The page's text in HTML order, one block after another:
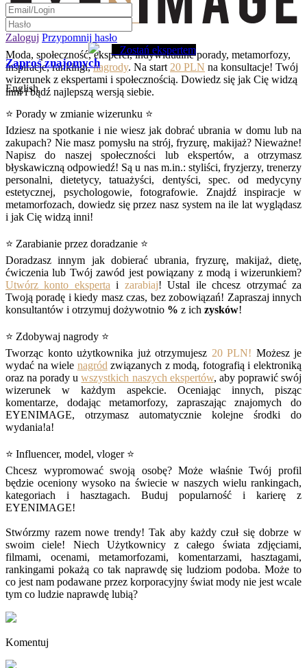
Moda, społeczność, eksperci, indywidualne porady, metamorfozy,
inspiracje, rankingi,nagrody. Na start 20 PLN na konsultacje! Twój
wizerunek z ekspertami i społecznością. Dowiedz się jak Cię widzą
inni i bądź najlepszą wersją siebie.
Zaloguj Przypomnij hasło
Zostań ekspertem
Zaproś znajomych
English
⭐ Porady w zmianie wizerunku ⭐
Idziesz na spotkanie i nie wiesz jak dobrać ubrania w domu lub na
zakupach? Nie masz pomysłu na strój, fryzurę, makijaż? Nieważne!
Napisz do naszej społeczności lub ekspertów, a otrzymasz
błyskawiczną odpowiedź! Są u nas m.in.: styliści, fryzjerzy, trenerzy
personalni, dietetycy, tatuażyści, dentyści, spec. od medycyny
estetycznej, psychologowie, fotografowie. Znajdź inspiracje w
metamorfozach, dowiedz się przez nasz system na ile lat wyglądasz
i jak Cię widzą inni!
⭐ Zarabianie przez doradzanie ⭐
Doradzasz innym jak dobierać ubrania, fryzurę, makijaż, dietę,
ćwiczenia lub Twój zawód jest powiązany z modą i wizerunkiem?
Utwórz konto eksperta i zarabiaj! Ustal ile chcesz otrzymać za
Twoją poradę i kiedy masz czas, bez zobowiązań! Zapraszaj innych
konsultantów i otrzymuj dożywotnio % z ich zysków!
⭐ Zdobywaj nagrody ⭐
Tworząc konto użytkownika już otrzymujesz 20 PLN! Możesz je
wydać na wiele nagród związanych z modą, fotografią i elektroniką
oraz na porady uwszystkich naszych ekspertów, aby poprawić swój
wizerunek w każdym aspekcie. Oceniając innych, pisząc
komentarze, dodając metamorfozy, zapraszając znajomych do
EYENIMAGE, otrzymasz automatycznie kolejne środki do
wydania!a!
⭐ Influencer, model, vloger ⭐
Chcesz wypromować swoją osobę? Może właśnie Twój profil
będzie oceniony wysoko na świecie w naszych wielu rankingach,
kategoriach i hasztagach. Buduj popularność i karierę z
EYENIMAGE!
Stwórzmy razem nowe trendy! Tak aby każdy czuł się dobrze w
swoim ciele! Niech Użytkownicy z całego świata zdjęciami,
filmami, ocenami, metamorfozami, komentarzami, hasztagami,
rankingami pokażą co tak naprawdę się ludziom podoba. Może to
co jest nam podawane przez korporacyjny świat mody nie jest wcale
tym co ludzie naprawdę lubią?
Komentuj